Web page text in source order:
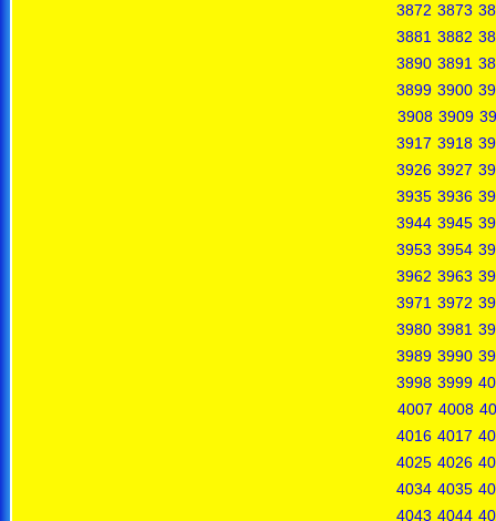
3872 3873
3881 3882
3890 3891
3899 3900
3908 3909
3917 3918
3926 3927
3935 3936
3944 3945
3953 3954
3962 3963
3971 3972
3980 3981
3989 3990
3998 3999
4007 4008
4016 4017
4025 4026
4034 4035
4043 4044